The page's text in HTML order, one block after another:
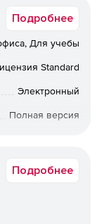
Word
критерии
Подробнее
Для учебы
Standard
Электронный
Полная версия
Подробнее